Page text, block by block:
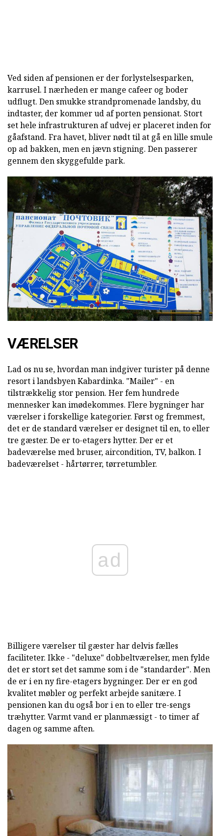
Ved siden af pensionen er der forlystelsesparken,
karrusel. I nærheden er mange cafeer og boder
udflugt. Den smukke strandpromenade landsby, du
indtaster, der kommer ud af porten pensionat. Stort
set hele infrastrukturen af udvej er placeret inden for
gåafstand. Fra havet, bliver nødt til at gå en lille smule
op ad bakken, men en jævn stigning. Den passerer
gennem den skyggefulde park.
VÆRELSER
Lad os nu se, hvordan man indgiver turister på denne
resort i landsbyen Kabardinka. "Mailer" - en
tilstrækkelig stor pension. Her fem hundrede
mennesker kan imødekommes. Flere bygninger har
værelser i forskellige kategorier. Først og fremmest,
det er de standard værelser er designet til en, to eller
tre gæster. De er to-etagers hytter. Der er et
badeværelse med bruser, aircondition, TV, balkon. I
badeværelset - hårtørrer, tørretumbler.
ad
Billigere værelser til gæster har delvis fælles
faciliteter. Ikke - "deluxe" dobbeltværelser, men fylde
det er stort set det samme som i de "standarder". Men
de er i en ny fire-etagers bygninger. Der er en god
kvalitet møbler og perfekt arbejde sanitære. I
pensionen kan du også bor i en to eller tre-sengs
træhytter. Varmt vand er planmæssigt - to timer af
dagen og samme aften.